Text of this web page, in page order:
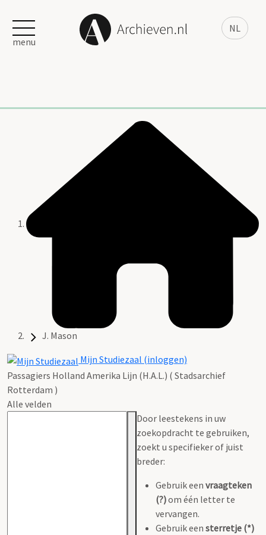
NL
menu
J. Mason
Mijn Studiezaal (inloggen)
Passagiers Holland Amerika Lijn (H.A.L.) ( Stadsarchief
Rotterdam )
Alle velden
Door leestekens in uw
zoekopdracht te gebruiken,
zoekt u specifieker of juist
breder:
Gebruik een vraagteken
(?)om één letter te
vervangen.
Gebruik een sterretje (*)